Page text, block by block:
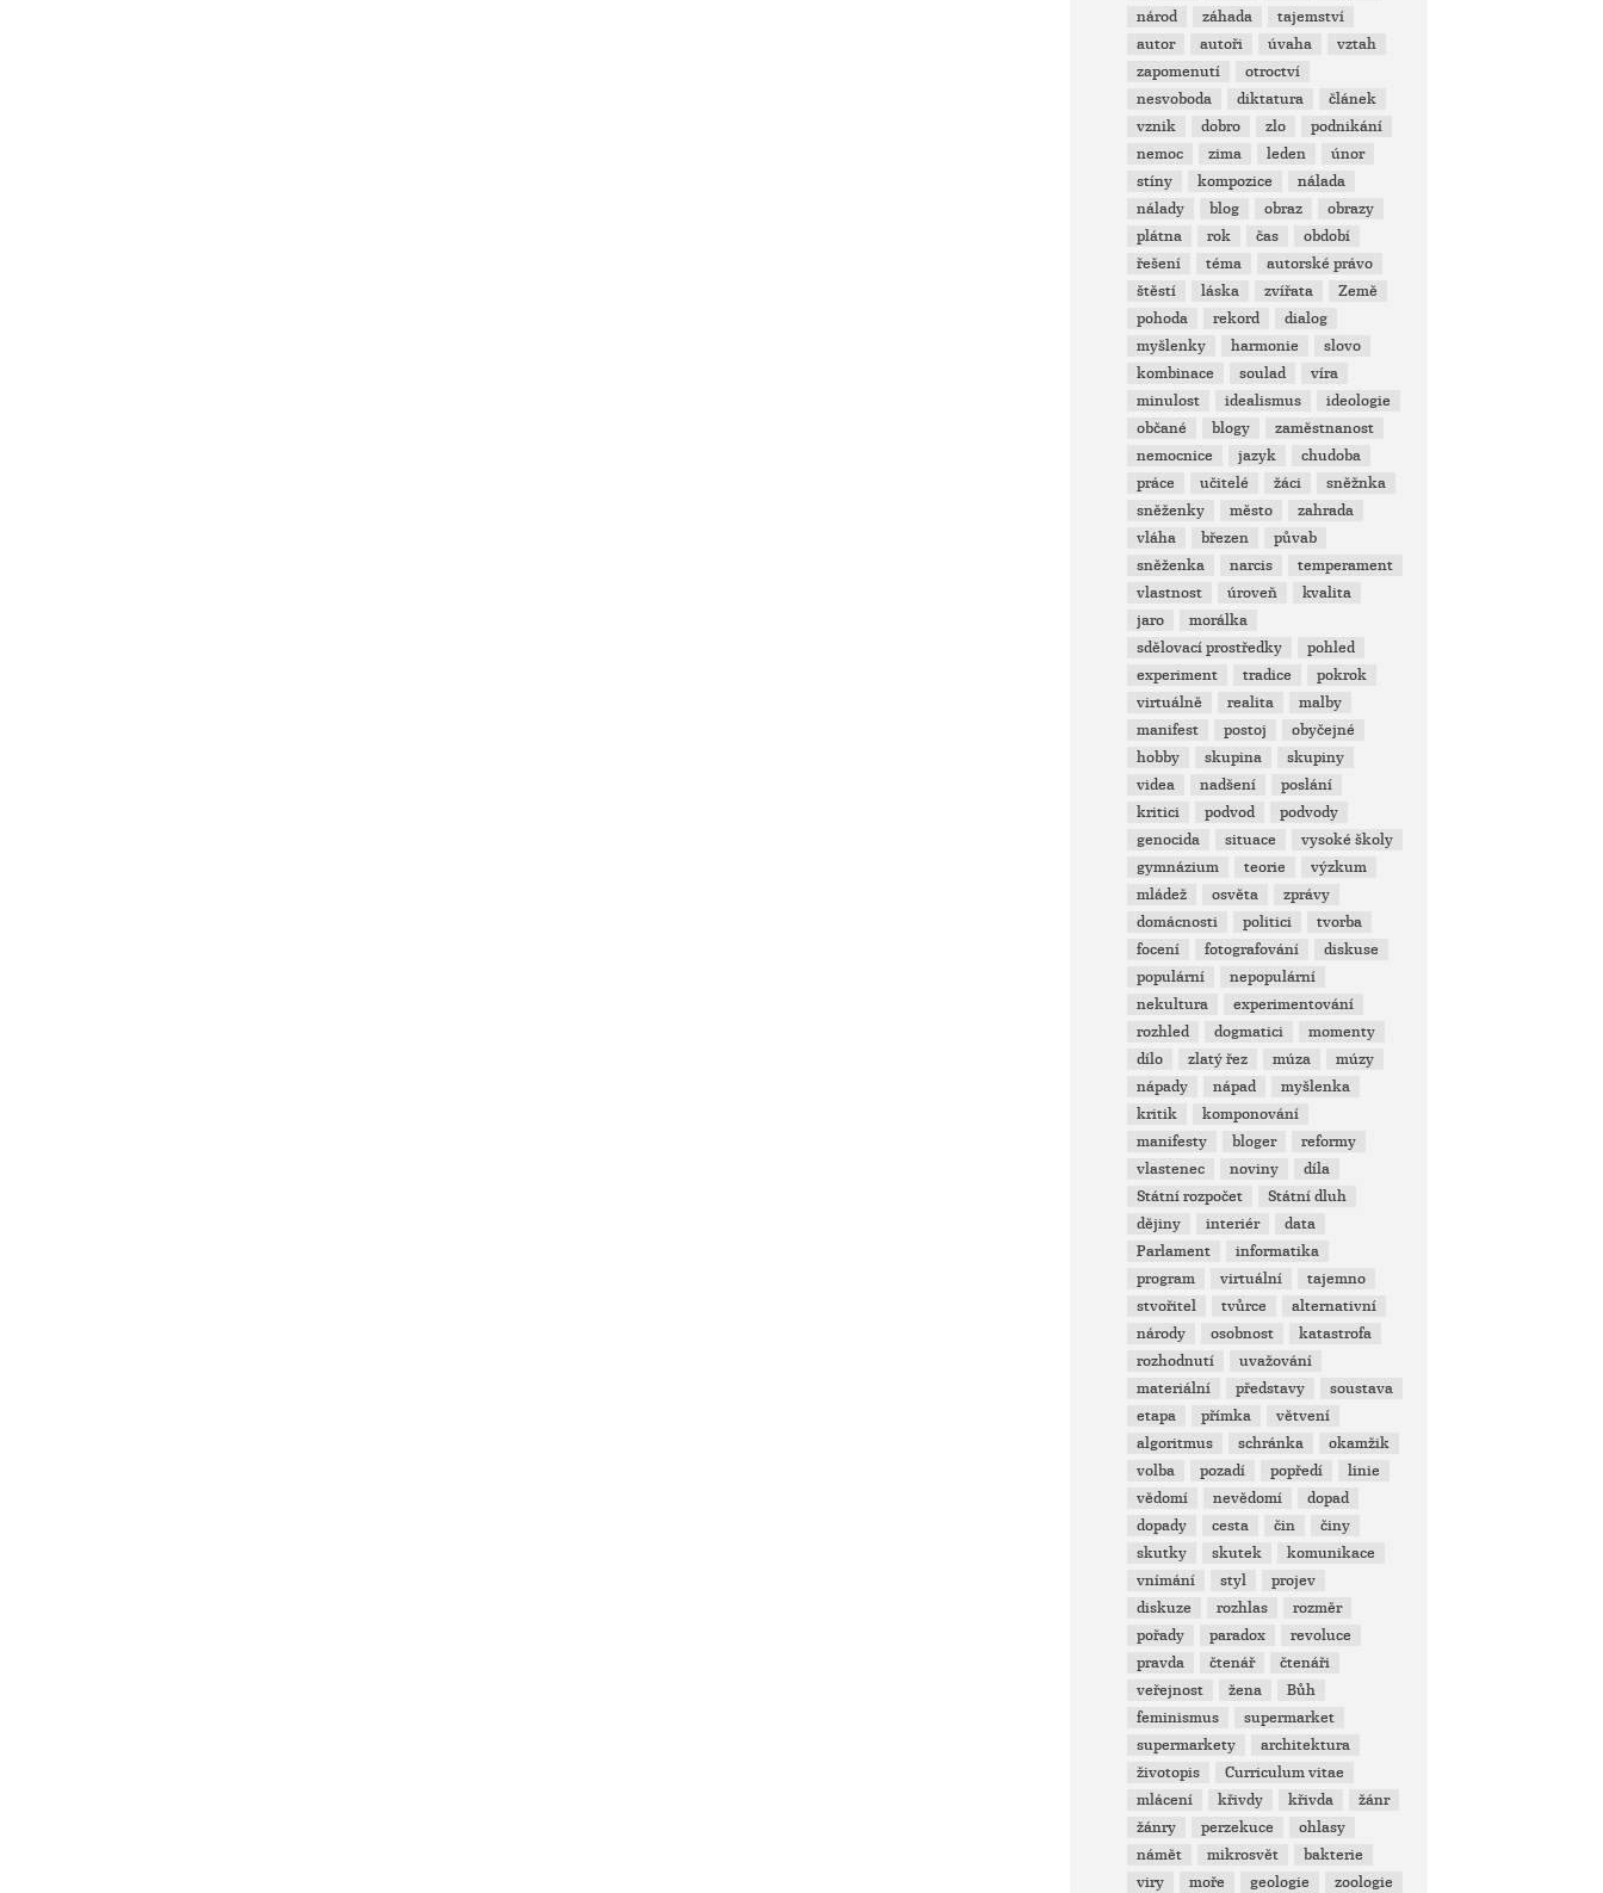
národ
záhada
tajemství
autor
autoři úvaha
vztah
zapomenutí
otroctví
nesvoboda
diktatura
článek
vznik
dobro zlo
podnikání
nemoc
zima leden
únor
stíny
kompozice
nálada
nálady
blog obraz
obrazy
plátna
rok čas
období
řešení
téma
autorské právo
štěstí
láska zvířata
Země
pohoda
rekord
dialog
myšlenky
harmonie
slovo
kombinace
soulad
víra
minulost
idealismus
ideologie
občané
blogy
zaměstnanost
nemocnice
jazyk
chudoba
práce
učitelé žáci
sněžnka
sněženky
město
zahrada
vláha
březen
půvab
sněženka
narcis
temperament
vlastnost
úroveň
kvalita
jaro
morálka
sdělovací prostředky
pohled
experiment
tradice
pokrok
virtuálně
realita
malby
manifest
postoj
obyčejné
hobby
skupina
skupiny
videa
nadšení
poslání
kritici
podvod
podvody
genocida
situace
vysoké školy
gymnázium
teorie
výzkum
mládež
osvěta
zprávy
domácnosti
politici
tvorba
focení
fotografování
diskuse
populární
nepopulární
nekultura
experimentování
rozhled
dogmatici
momenty
dílo
zlatý řez múza
múzy
nápady
nápad
myšlenka
kritik
komponování
manifesty
bloger
reformy
vlastenec
noviny
díla
Státní rozpočet
Státní dluh
dějiny
interiér
data
Parlament
informatika
program
virtuální
tajemno
stvořitel
tvůrce
alternativní
národy
osobnost
katastrofa
rozhodnutí
uvažování
materiální
představy
soustava
etapa
přímka
větvení
algoritmus
schránka
okamžik
volba
pozadí popředí
linie
vědomí
nevědomí
dopad
dopady
cesta čin
činy
skutky
skutek
komunikace
vnímání
styl
projev
diskuze
rozhlas
rozměr
pořady
paradox
revoluce
pravda
čtenář
čtenáři
veřejnost
žena
Bůh
feminismus
supermarket
supermarkety
architektura
životopis
Curriculum vitae
mlácení
křivdy křivda
žánr
žánry
perzekuce
ohlasy
námět
mikrosvět
bakterie
viry
moře geologie zoologie